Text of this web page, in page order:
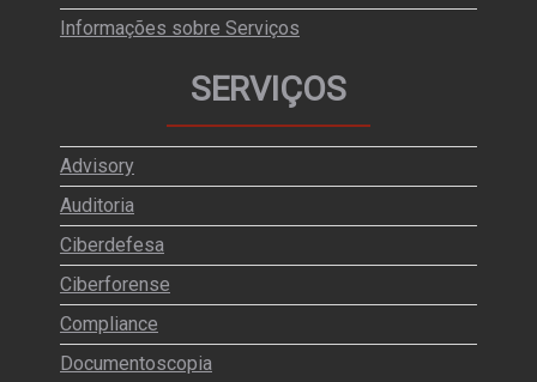
Informações sobre Serviços
SERVIÇOS
Advisory
Auditoria
Ciberdefesa
Ciberforense
Compliance
Documentoscopia